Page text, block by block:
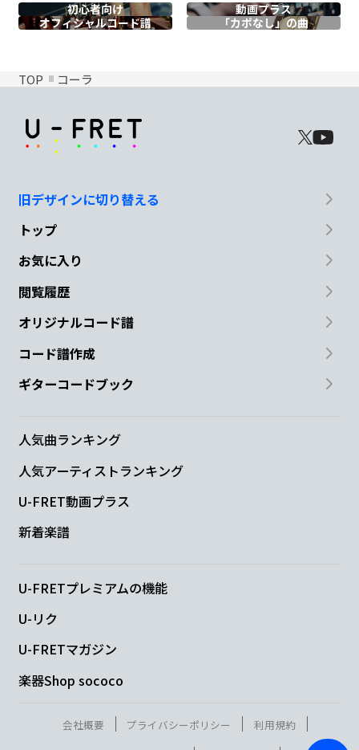
初心者向け
動画プラス
オフィシャルコード譜 「カポなし」の曲
TOP コーラ
旧デザインに切り替える
トップ
お気に入り
閲覧履歴
オリジナルコード譜
コード譜作成
ギターコードブック
人気曲ランキング
人気アーティストランキング
U-FRET動画プラス
新着楽譜
U-FRETプレミアムの機能
U-リク
U-FRETマガジン
楽器Shop sococo
会社概要 プライバシーポリシー
利用規約